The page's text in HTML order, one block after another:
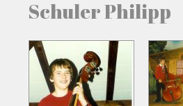
Schuler Philipp